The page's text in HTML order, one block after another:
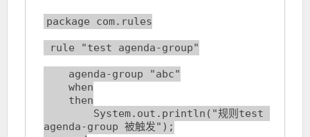
package com.rules
    when
agenda-group 被触发");